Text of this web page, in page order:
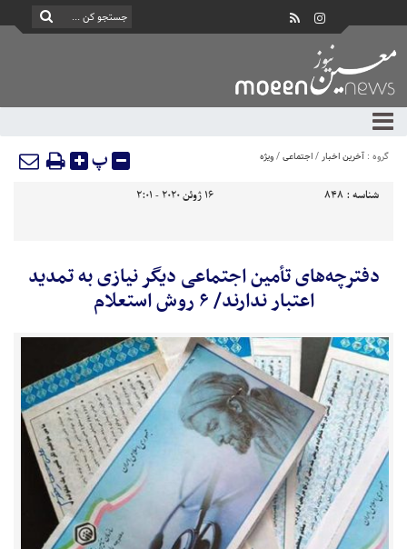
گروه : آخرین اخبار/اجتماعی/ویژه پ
شناسه : 848 16 ژوئن 2020 - 2:01
دفترچه‌های تأمین اجتماعی دیگر نیازی به تمدید
اعتبار ندارند/ ۶ روش استعلام